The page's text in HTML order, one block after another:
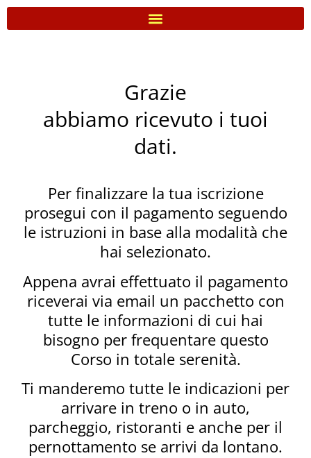
Grazie
abbiamo ricevuto i tuoi
dati.
Per finalizzare la tua iscrizione
prosegui con il pagamento seguendo
le istruzioni in base alla modalità che
hai selezionato.
Appena avrai effettuato il pagamento
riceverai via email un pacchetto con
tutte le informazioni di cui hai
bisogno per frequentare questo
Corso in totale serenità.
Ti manderemo tutte le indicazioni per
arrivare in treno o in auto,
parcheggio, ristoranti e anche per il
pernottamento se arrivi da lontano.